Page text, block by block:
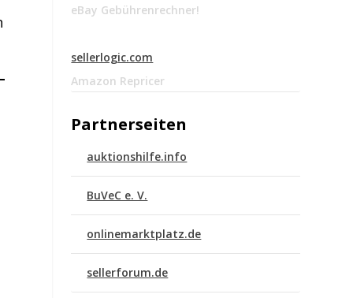
eBay Gebührenrechner!
sellerlogic.com
Amazon Repricer
Partnerseiten
auktionshilfe.info
BuVeC e. V.
onlinemarktplatz.de
sellerforum.de